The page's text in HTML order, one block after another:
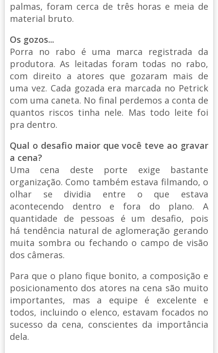
palmas, foram cerca de três horas e meia de
material bruto.
Os gozos...
Porra no rabo é uma marca registrada da
produtora. As leitadas foram todas no rabo,
com direito a atores que gozaram mais de
uma vez. Cada gozada era marcada no Petrick
com uma caneta. No final perdemos a conta de
quantos riscos tinha nele. Mas todo leite foi
pra dentro.
Qual o desafio maior que você teve ao gravar
a cena?
Uma cena deste porte exige bastante
organização. Como também estava filmando, o
olhar se dividia entre o que estava
acontecendo dentro e fora do plano. A
quantidade de pessoas é um desafio, pois
há tendência natural de aglomeração gerando
muita sombra ou fechando o campo de visão
dos câmeras.
Para que o plano fique bonito, a composição e
posicionamento dos atores na cena são muito
importantes, mas a equipe é excelente e
todos, incluindo o elenco, estavam focados no
sucesso da cena, conscientes da importância
dela.